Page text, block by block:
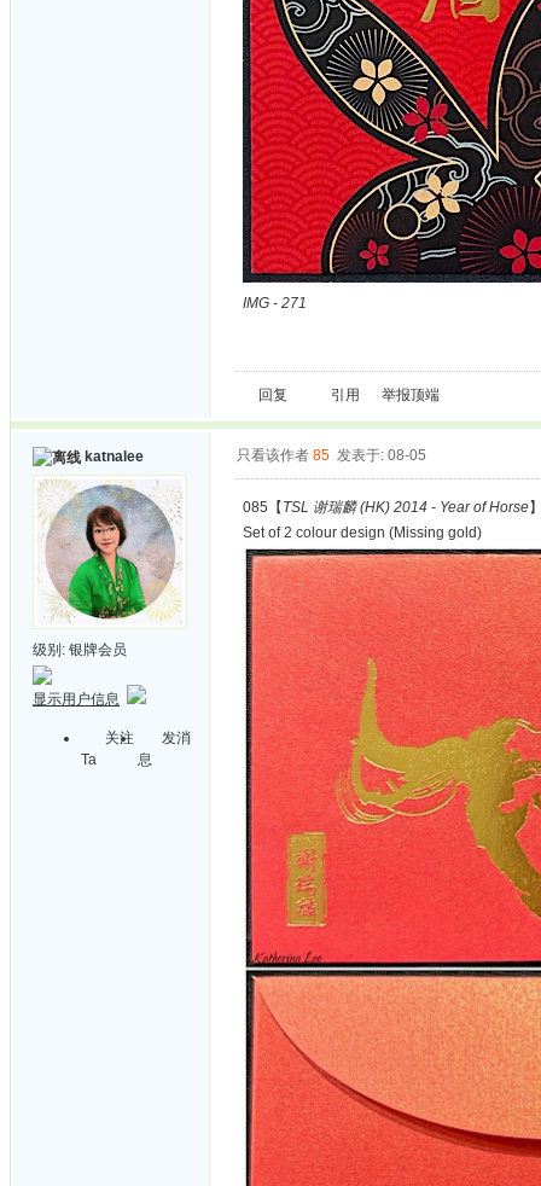
IMG - 271
回复 引用 举报顶端
katnalee
级别: 银牌会员
显示用户信息
关注
Ta
发消
息
只看该作者 85 发表于: 08-05
085【 TSL 谢瑞麟 (HK) 2014 - Year of Horse
Set of 2 colour design (Missing gold)